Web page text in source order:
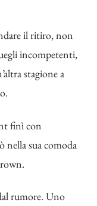
il ritiro, non
incompetenti,
stagione a
finì con
nella sua comoda
rumore. Uno